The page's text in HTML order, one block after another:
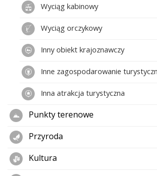
Wyciąg kabinowy
Wyciąg orczykowy
Inny obiekt krajoznawczy
Inne zagospodarowanie
Inna atrakcja turystyczna
Punkty terenowe
Przyroda
Kultura